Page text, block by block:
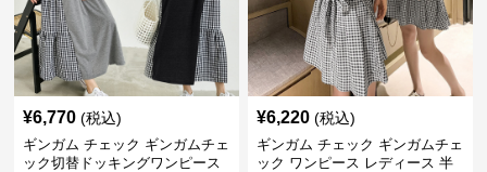
¥6,770 (税込)
ギンガム チェック ギンガムチェ
ック切替ドッキングワンピース
¥6,220 (税込)
ギンガム チェック ギンガムチェ
ック ワンピース レディース 半